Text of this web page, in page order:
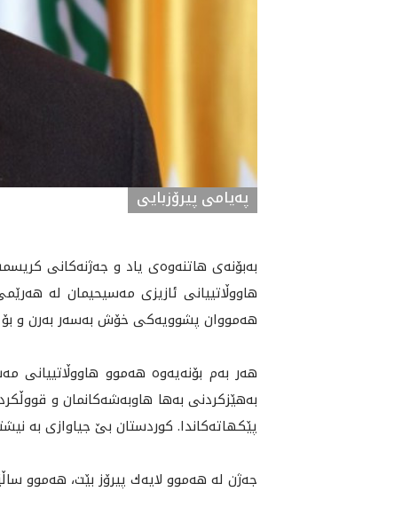
پەیامی پیرۆزبایی
به‌بۆنه‌ى هاتنه‌وه‌ى ياد و جه‌ژنه‌كانى
هاووڵاتييانى ئازيزى مه‌سيحيمان له‌
هه‌مووان پشوويه‌كى خۆش به‌سه‌ر به‌رن و
هه‌ر به‌م بۆنه‌يه‌وه‌ هه‌موو هاووڵاتييانى
به‌هێزکردنی به‌ها هاوبه‌شه‌كانمان و
پێكهاته‌كاندا. كوردستان بێ جياوازى به‌
جه‌ژن له‌ هه‌موو لايه‌ك پيرۆز بێت، هه‌موو